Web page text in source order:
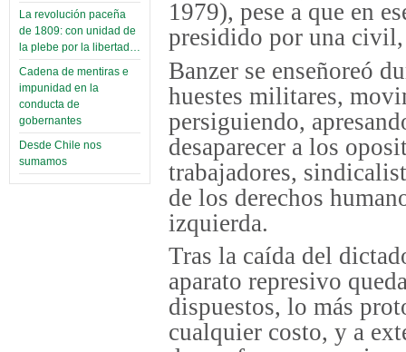
La revolución paceña
de 1809: con unidad de
la plebe por la libertad…
Cadena de mentiras e
impunidad en la
conducta de
gobernantes
Desde Chile nos
sumamos
1979), pese a que en
presidido por una
Banzer se enseñoreó
huestes militares,
persiguiendo,
desaparecer a los
trabajadores,
de los derechos
izquierda.
Tras la caída del
aparato represivo
dispuestos, lo más
cualquier costo, y a